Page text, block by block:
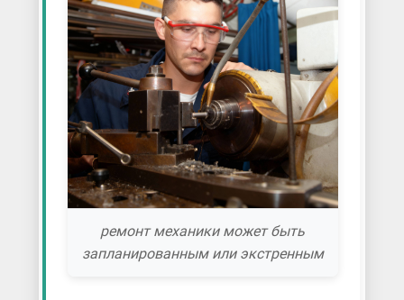
ремонт механики может быть
запланированным или экстренным